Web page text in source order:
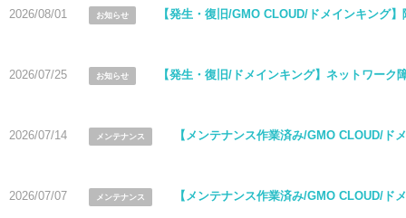
2026/08/01 お知らせ 【発生・復旧/GMO CLOUD/ドメインキング
2026/07/25 お知らせ 【発生・復旧/ドメインキング】ネットワーク
2026/07/14 メンテナンス 【メンテナンス作業済み/GMO CLOUD/
2026/07/07 メンテナンス 【メンテナンス作業済み/GMO CLOUD/